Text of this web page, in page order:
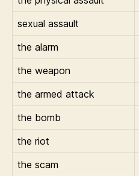
sexual assault
the alarm
the weapon
the armed attack
the bomb
the riot
the scam